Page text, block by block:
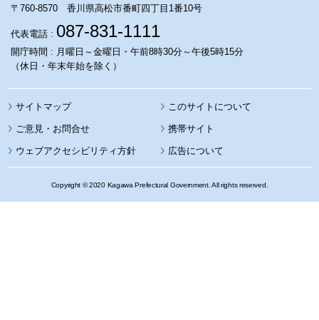
〒760-8570 香川県高松市番町四丁目1番10号
代表電話 : 087-831-1111
開庁時間 : 月曜日～金曜日・午前8時30分～午後5時15分
（休日・年末年始を除く）
サイトマップ このサイトについて
携帯サイト
ウェブアクセシビリティ方針 広告について
Copyright © 2020 Kagawa Prefectural Government. All rights reserved.